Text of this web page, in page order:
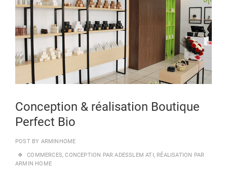
Conception & réalisation Boutique
Perfect Bio
POST BY ARMINHOME
COMMERCES,CONCEPTION PAR ADESSLEM ATI, RÉALISATION PAR
ARMIN HOME